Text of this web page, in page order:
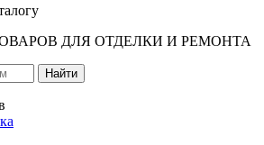
ДЛЯ ОТДЕЛКИ И РЕМОНТА